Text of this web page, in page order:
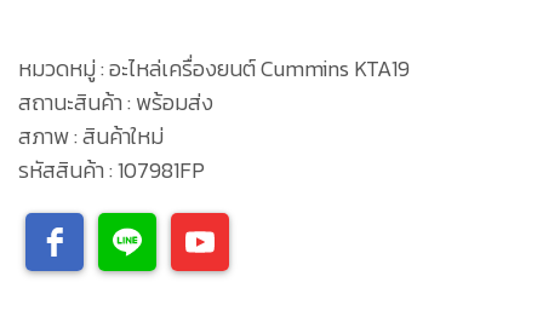
หมวดหมู่ : อะไหล่เครื่องยนต์ Cummins KTA19
สถานะสินค้า : พร้อมส่ง
สภาพ : สินค้าใหม่
รหัสสินค้า : 107981FP